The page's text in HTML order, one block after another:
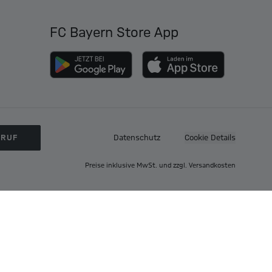
FC Bayern Store App
Datenschutz Cookie Details
Preise inklusive MwSt. und zzgl. Versandkosten